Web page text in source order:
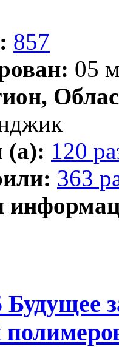
857
05
(а): 120
363
Будущее